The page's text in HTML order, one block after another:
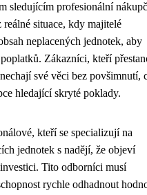
sledujícím profesionální
situace, kdy majitelé
neplacených jednotek, aby
Zákazníci, kteří
své věci bez povšimnutí,
hledající skryté poklady.
kteří se specializují na
jednotek s nadějí, že objeví
Tito odborníci musí
rychle odhadnout